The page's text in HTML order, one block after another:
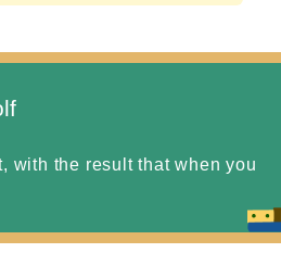
with the result that when you